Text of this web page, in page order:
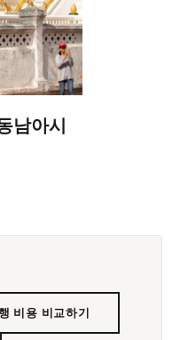
남아시
비용 비교하기